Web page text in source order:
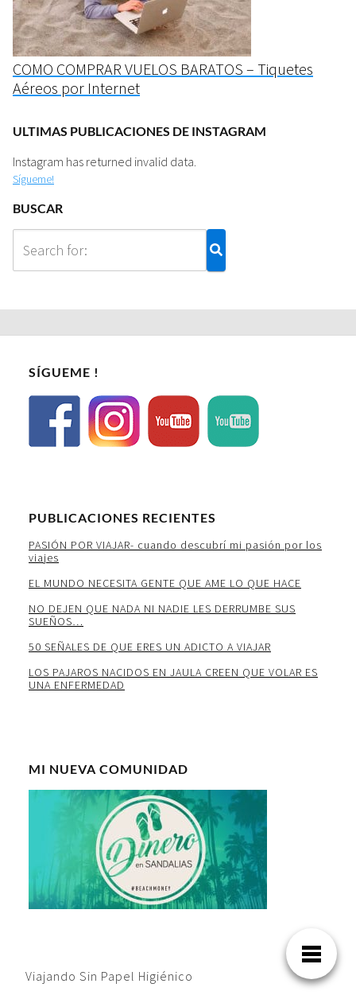
COMO COMPRAR VUELOS BARATOS – Tiquetes
Aéreos por Internet
ULTIMAS PUBLICACIONES DE INSTAGRAM
Instagram has returned invalid data.
Sígueme!
BUSCAR
SÍGUEME !
PUBLICACIONES RECIENTES
PASIÓN POR VIAJAR- cuando descubrí mi pasión por los
viajes
EL MUNDO NECESITA GENTE QUE AME LO QUE HACE
NO DEJEN QUE NADA NI NADIE LES DERRUMBE SUS
SUEÑOS…
50 SEÑALES DE QUE ERES UN ADICTO A VIAJAR
LOS PAJAROS NACIDOS EN JAULA CREEN QUE VOLAR ES
UNA ENFERMEDAD
MI NUEVA COMUNIDAD
Viajando Sin Papel Higiénico